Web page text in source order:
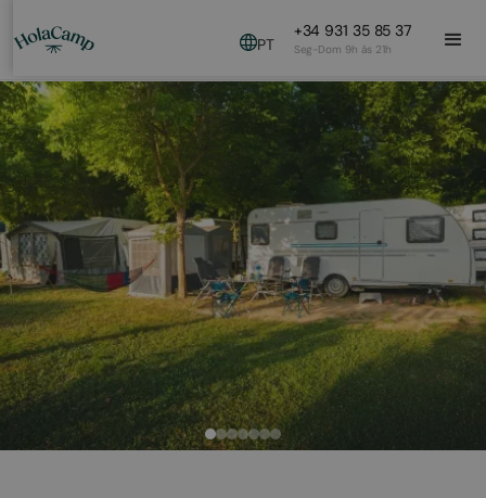
PT
+34 931 35 85 37
Seg-Dom 9h às 21h